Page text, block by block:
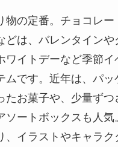
物の定番。チョコレー
どは、バレンタインや
ワイトデーなど季節イ
ムです。近年は、パッ
たお菓子や、少量ずつ
ソートボックスも人気
、イラストやキャラク